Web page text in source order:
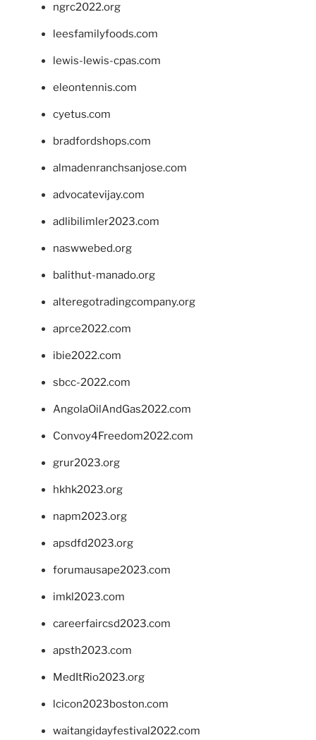
ngrc2022.org
leesfamilyfoods.com
lewis-lewis-cpas.com
eleontennis.com
cyetus.com
bradfordshops.com
almadenranchsanjose.com
advocatevijay.com
adlibilimler2023.com
naswwebed.org
balithut-manado.org
alteregotradingcompany.org
aprce2022.com
ibie2022.com
sbcc-2022.com
AngolaOilAndGas2022.com
Convoy4Freedom2022.com
grur2023.org
hkhk2023.org
napm2023.org
apsdfd2023.org
forumausape2023.com
imkl2023.com
careerfaircsd2023.com
apsth2023.com
MedItRio2023.org
lcicon2023boston.com
waitangidayfestival2022.com